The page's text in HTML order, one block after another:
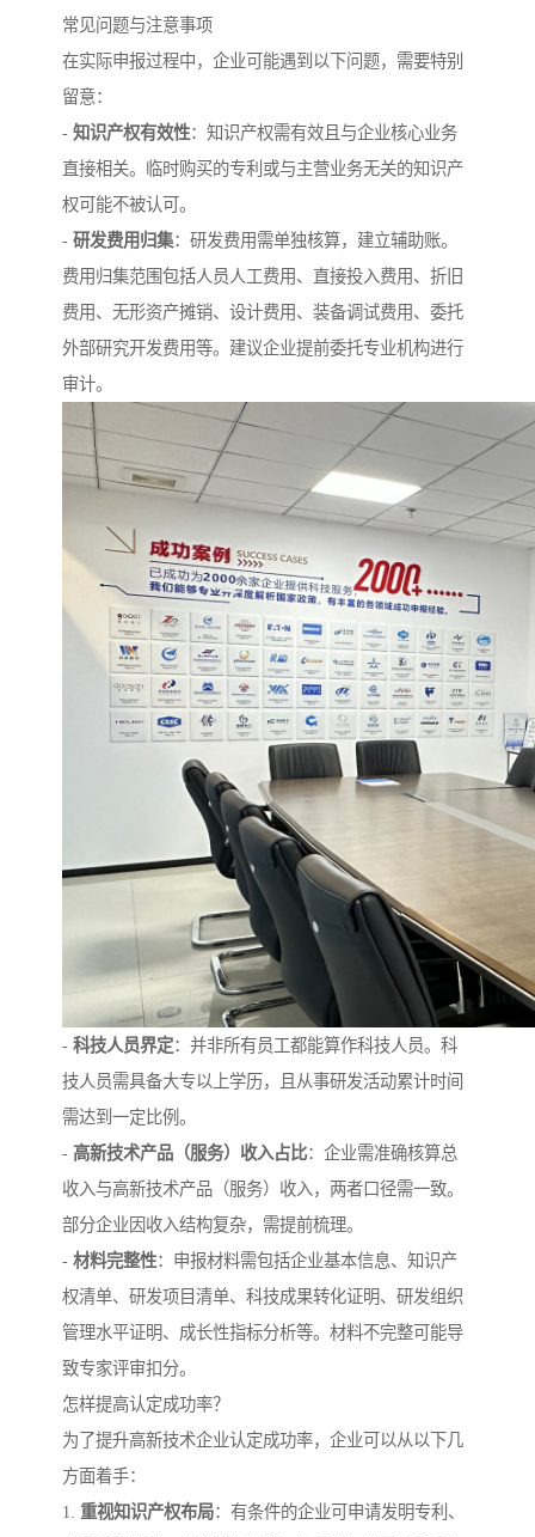
常见问题与注意事项
在实际申报过程中，企业可能遇到以下问题，需要特别
留意：
- 知识产权有效性：知识产权需有效且与企业核心业务
直接相关。临时购买的专利或与主营业务无关的知识产
权可能不被认可。
- 研发费用归集：研发费用需单独核算，建立辅助账。
费用归集范围包括人员人工费用、直接投入费用、折旧
费用、无形资产摊销、设计费用、装备调试费用、委托
外部研究开发费用等。建议企业提前委托专业机构进行
审计。
- 科技人员界定：并非所有员工都能算作科技人员。科
技人员需具备大专以上学历，且从事研发活动累计时间
需达到一定比例。
- 高新技术产品（服务）收入占比：企业需准确核算总
收入与高新技术产品（服务）收入，两者口径需一致。
部分企业因收入结构复杂，需提前梳理。
- 材料完整性：申报材料需包括企业基本信息、知识产
权清单、研发项目清单、科技成果转化证明、研发组织
管理水平证明、成长性指标分析等。材料不完整可能导
致专家评审扣分。
怎样提高认定成功率？
为了提升高新技术企业认定成功率，企业可以从以下几
方面着手：
1. 重视知识产权布局：有条件的企业可申请发明专利、